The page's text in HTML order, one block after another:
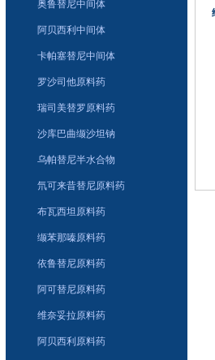
奥鲁替尼中间体
阿贝西利中间体
卡帕塞替尼中间体
罗沙司他原料药
瑞司美替罗原料药
沙库巴曲缬沙坦钠
乌帕替尼半水合物
氘可来昔替尼原料药
布瓦西坦原料药
缬苯那嗪原料药
依鲁替尼原料药
阿可替尼原料药
维奈妥拉原料药
阿贝西利原料药